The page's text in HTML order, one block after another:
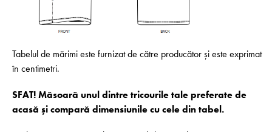
Tabelul de mărimi este furnizat de către producător și este exprimat
în centimetri.
SFAT! Măsoară unul dintre tricourile tale preferate de
acasă și compară dimensiunile cu cele din tabel.